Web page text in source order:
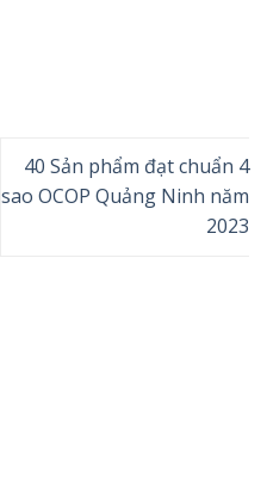
40 Sản phẩm đạt chuẩn 4
sao OCOP Quảng Ninh năm
2023